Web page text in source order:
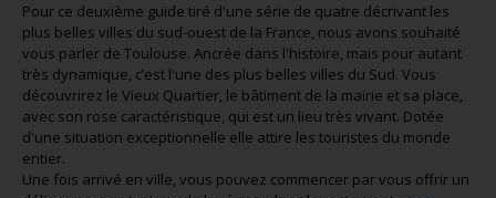
Pour ce deuxième guide tiré d'une série de quatre décrivant les
plus belles villes du sud-ouest de la France, nous avons souhaité
vous parler de Toulouse. Ancrée dans l'histoire, mais pour autant
très dynamique, c’est l'une des plus belles villes du Sud. Vous
découvrirez le Vieux Quartier, le bâtiment de la mairie et sa place,
avec son rose caractéristique, qui est un lieu très vivant. Dotée
d'une situation exceptionnelle elle attire les touristes du monde
entier.
Une fois arrivé en ville, vous pouvez commencer par vous offrir un